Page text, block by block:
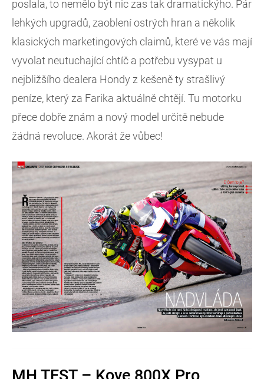
poslala, to nemělo být nic zas tak dramatickýho. Pár
lehkých upgradů, zaoblení ostrých hran a několik
klasických marketingových claimů, které ve vás mají
vyvolat neutuchající chtíč a potřebu vysypat u
nejbližšího dealera Hondy z kešeně ty strašlivý
peníze, který za Farika aktuálně chtějí. Tu motorku
přece dobře znám a nový model určitě nebude
žádná revoluce. Akorát že vůbec!